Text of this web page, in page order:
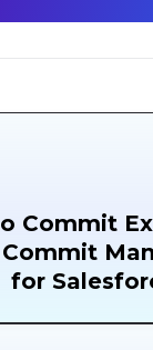
Commit
for